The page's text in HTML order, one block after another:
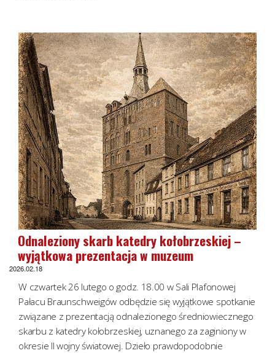
Odnaleziony skarb katedry kołobrzeskiej –
wyjątkowa prezentacja w muzeum
2026.02.18
W czwartek 26 lutego o godz. 18.00 w Sali Plafonowej
Pałacu Braunschweigów odbędzie się wyjątkowe spotkanie
związane z prezentacją odnalezionego średniowiecznego
skarbu z katedry kołobrzeskiej, uznanego za zaginiony w
okresie II wojny światowej. Dzieło prawdopodobnie